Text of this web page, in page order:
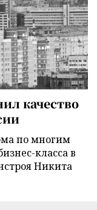
качество
по многим
класса в
Никита